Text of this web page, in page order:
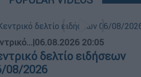
|06.08.2026 20:05
δελτίο ειδήσεων
08/2026